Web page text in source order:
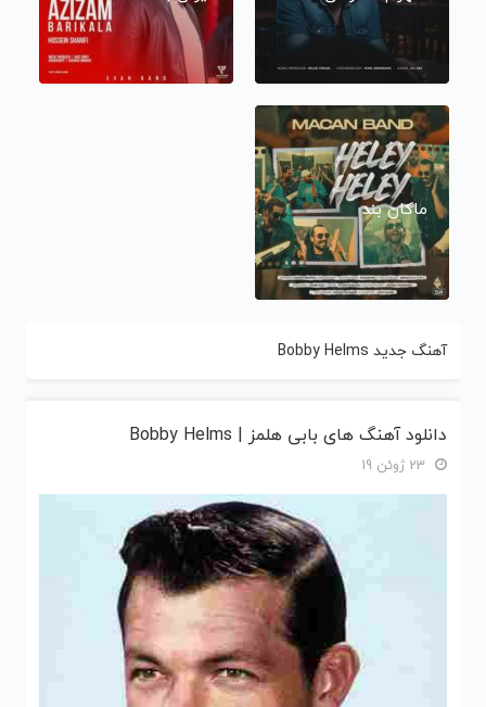
ماکان بند
آهنگ جدید Bobby Helms
دانلود آهنگ های بابی هلمز | Bobby Helms